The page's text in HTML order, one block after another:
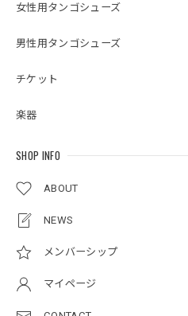
女性用タンゴシューズ
男性用タンゴシューズ
チケット
楽器
SHOP INFO
ABOUT
NEWS
メンバーシップ
マイページ